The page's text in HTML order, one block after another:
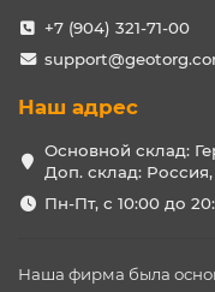
+7 (904) 321-71-00
Наш адрес
Основной склад:
Доп. склад:
Пн-Пт, с 10:00 до
Наша фирма была